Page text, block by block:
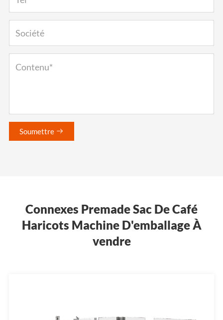
Soumettre 
Connexes Premade Sac De Café
Haricots Machine D'emballage À
vendre